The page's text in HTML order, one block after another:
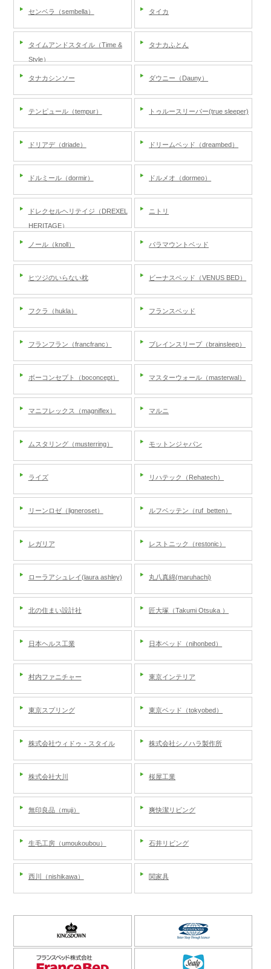
センベラ（sembella） タイカ
タイムアンドスタイル（Time &
Style）
タナカふとん
タナカシンソー ダウニー（Dauny）
テンピュール（tempur） トゥルースリーパー(true sleeper)
ドリアデ（driade） ドリームベッド（dreambed）
ドルミール（dormir） ドルメオ（dormeo）
ドレクセルヘリテイジ（DREXEL
HERITAGE）
ニトリ
ノール（knoll） パラマウントベッド
ヒツジのいらない枕 ビーナスベッド（VENUS BED）
フクラ（hukla） フランスベッド
フランフラン（francfranc） ブレインスリープ（brainsleep）
ボーコンセプト（boconcept） マスターウォール（masterwal）
マニフレックス（magniflex） マルニ
ムスタリング（musterring） モットンジャパン
ライズ リハテック（Rehatech）
リーンロゼ（ligneroset） ルフベッテン（ruf_betten）
レガリア レストニック（restonic）
ローラアシュレイ(laura ashley) 丸八真綿(maruhachi)
北の住まい設計社 匠大塚（Takumi Otsuka ）
日本ヘルス工業 日本ベッド（nihonbed）
村内ファニチャー 東京インテリア
東京スプリング 東京ベッド（tokyobed）
株式会社ウィドゥ・スタイル 株式会社シノハラ製作所
株式会社大川 桜屋工業
無印良品（muji） 爽快潔リビング
生毛工房（umoukoubou） 石井リビング
西川（nishikawa） 関家具